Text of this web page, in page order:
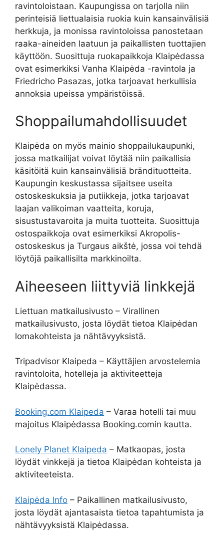
ravintoloistaan. Kaupungissa on tarjolla niin
perinteisiä liettualaisia ruokia kuin kansainvälisiä
herkkuja, ja monissa ravintoloissa panostetaan
raaka-aineiden laatuun ja paikallisten tuottajien
käyttöön. Suosittuja ruokapaikkoja Klaipėdassa
ovat esimerkiksi Vanha Klaipėda -ravintola ja
Friedricho Pasazas, jotka tarjoavat herkullisia
annoksia upeissa ympäristöissä.
Shoppailumahdollisuudet
Klaipėda on myös mainio shoppailukaupunki,
jossa matkailijat voivat löytää niin paikallisia
käsitöitä kuin kansainvälisiä brändituotteita.
Kaupungin keskustassa sijaitsee useita
ostoskeskuksia ja putiikkeja, jotka tarjoavat
laajan valikoiman vaatteita, koruja,
sisustustavaroita ja muita tuotteita. Suosittuja
ostospaikkoja ovat esimerkiksi Akropolis-
ostoskeskus ja Turgaus aikštė, jossa voi tehdä
löytöjä paikallisilta markkinoilta.
Aiheeseen liittyviä linkkejä
Liettuan matkailusivusto – Virallinen
matkailusivusto, josta löydät tietoa Klaipėdan
lomakohteista ja nähtävyyksistä.
Tripadvisor Klaipeda – Käyttäjien arvostelemia
ravintoloita, hotelleja ja aktiviteetteja
Klaipėdassa.
Booking.com Klaipeda – Varaa hotelli tai muu
majoitus Klaipėdassa Booking.comin kautta.
Lonely Planet Klaipeda – Matkaopas, josta
löydät vinkkejä ja tietoa Klaipėdan kohteista ja
aktiviteeteista.
Klaipėda Info – Paikallinen matkailusivusto,
josta löydät ajantasaista tietoa tapahtumista ja
nähtävyyksistä Klaipėdassa.